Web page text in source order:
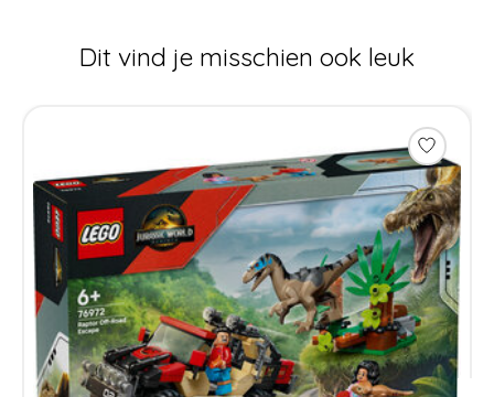
Dit vind je misschien ook leuk